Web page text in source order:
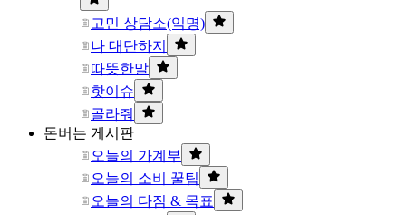
고민 상담소(익명)
나 대단하지
따뜻한말
핫이슈
골라줘
돈버는 게시판
오늘의 가계부
오늘의 소비 꿀팁
오늘의 다짐 & 목표